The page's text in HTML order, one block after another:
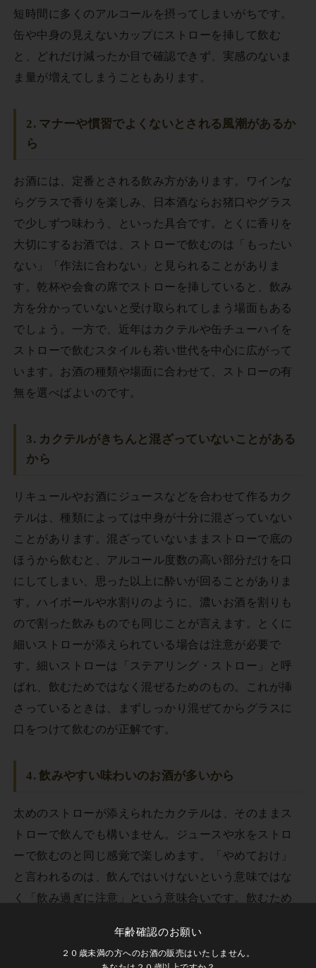
短時間に多くのアルコールを摂ってしまいがちです。
缶や中身の見えないカップにストローを挿して飲む
と、どれだけ減ったか目で確認できず、実感のないま
ま量が増えてしまうこともあります。
2. マナーや慣習でよくないとされる風潮があるか
ら
お酒には、定番とされる飲み方があります。ワインな
らグラスで香りを楽しみ、日本酒ならお猪口やグラス
で少しずつ味わう、といった具合です。とくに香りを
大切にするお酒では、ストローで飲むのは「もったい
ない」「作法に合わない」と見られることがありま
す。乾杯や会食の席でストローを挿していると、飲み
方を分かっていないと受け取られてしまう場面もある
でしょう。一方で、近年はカクテルや缶チューハイを
ストローで飲むスタイルも若い世代を中心に広がって
います。お酒の種類や場面に合わせて、ストローの有
無を選べばよいのです。
3. カクテルがきちんと混ざっていないことがある
から
リキュールやお酒にジュースなどを合わせて作るカク
テルは、種類によっては中身が十分に混ざっていない
ことがあります。混ざっていないままストローで底の
ほうから飲むと、アルコール度数の高い部分だけを口
にしてしまい、思った以上に酔いが回ることがありま
す。ハイボールや水割りのように、濃いお酒を割りも
ので割った飲みものでも同じことが言えます。とくに
細いストローが添えられている場合は注意が必要で
す。細いストローは「ステアリング・ストロー」と呼
ばれ、飲むためではなく混ぜるためのもの。これが挿
さっているときは、まずしっかり混ぜてからグラスに
口をつけて飲むのが正解です。
4. 飲みやすい味わいのお酒が多いから
太めのストローが添えられたカクテルは、そのままス
トローで飲んでも構いません。ジュースや水をストロ
ーで飲むのと同じ感覚で楽しめます。「やめておけ」
と言われるのは、飲んではいけないという意味ではな
く「飲み過ぎに注意」という意味合いです。飲むため
クテルは、ジュースのように口当たりがよいものが多
く、味の軽さにつられてどんどん飲んでいると、ある
年齢確認のお願い
２０歳未満の方へのお酒の販売はいたしません。